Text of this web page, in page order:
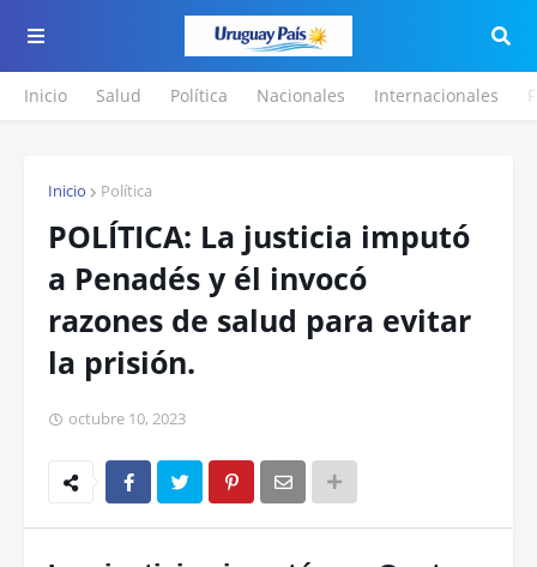
Inicio Salud Política Nacionales Internacionales
Inicio Política
POLÍTICA: La justicia imputó
a Penadés y él invocó
razones de salud para evitar
la prisión.
octubre 10, 2023